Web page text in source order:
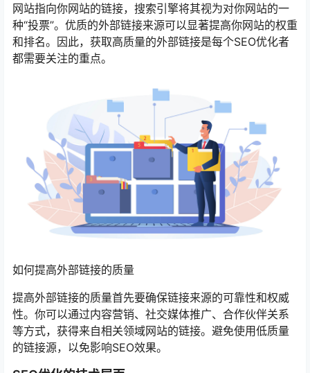
网站指向你网站的链接，搜索引擎将其视为对你网站的一
种“投票”。优质的外部链接来源可以显著提高你网站的权重
和排名。因此，获取高质量的外部链接是每个SEO优化者
都需要关注的重点。
如何提高外部链接的质量
提高外部链接的质量首先要确保链接来源的可靠性和权威
性。你可以通过内容营销、社交媒体推广、合作伙伴关系
等方式，获得来自相关领域网站的链接。避免使用低质量
的链接源，以免影响SEO效果。